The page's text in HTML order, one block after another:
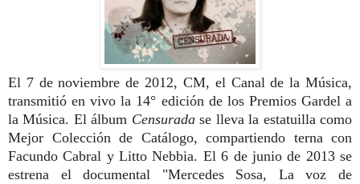
El 7 de noviembre de 2012, CM, el Canal de la Música,
transmitió en vivo la 14° edición de los Premios Gardel a
la Música. El álbum Censuradase lleva la estatuilla como
Mejor Colección de Catálogo, compartiendo terna con
Facundo Cabral y Litto Nebbia. El 6 de junio de 2013 se
estrena el documental "Mercedes Sosa, La voz de